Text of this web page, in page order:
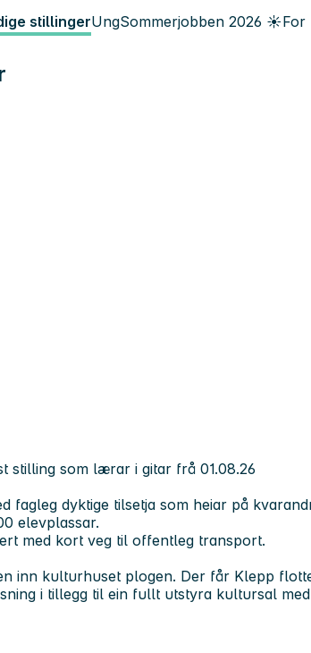
stillingerUngSommerjobben 2026 ☀️For
stilling som lærar i gitar frå 01.08.26
fagleg dyktige tilsetja som heiar på
elevplassar.
med kort veg til offentleg transport.
inn kulturhuset plogen. Der får Klepp
i tillegg til ein fullt utstyra kultursal